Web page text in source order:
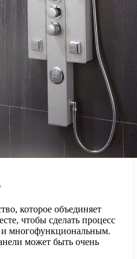
которое объединяет
чтобы сделать процесс
многофункциональным.
может быть очень